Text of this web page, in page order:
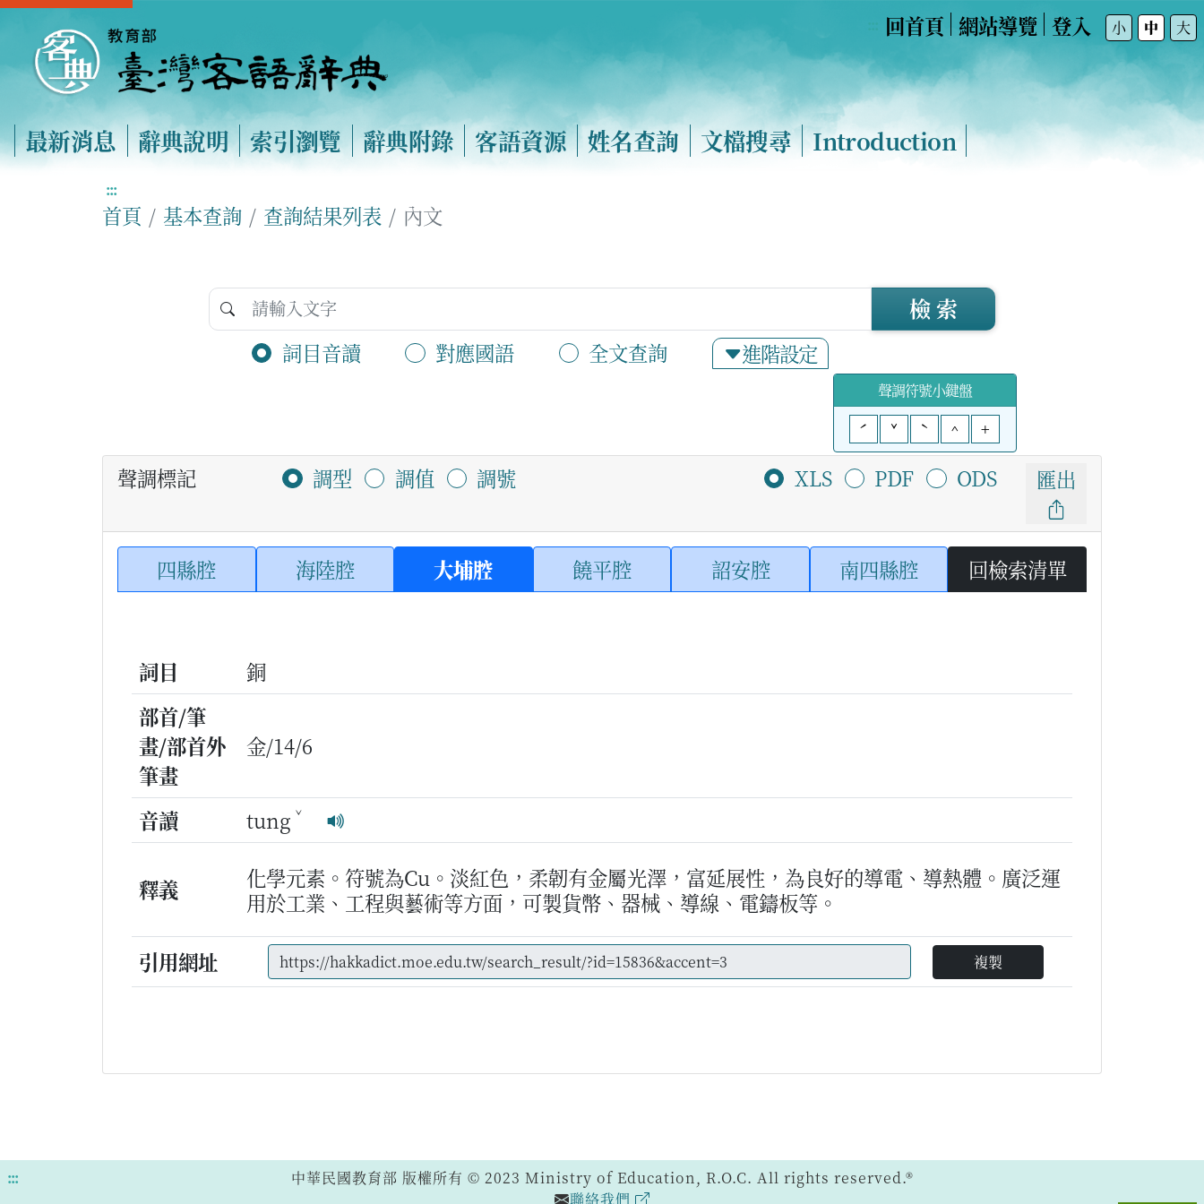
回首頁 網站導覽 登入 小 中 大
最新消息 辭典說明 索引瀏覽 辭典附錄 客語資源 姓名查詢 文檔搜尋 Introduction
:::
首頁 基本查詢 查詢結果列表 內文
詞目音讀 對應國語 全文查詢 進階設定
檢 索
聲調符號小鍵盤
ˊ
ˇ ˋ ^ +
聲調標記 調型 調值 調號 XLS PDF ODS 匯出
四縣腔 海陸腔 大埔腔 饒平腔 詔安腔 南四縣腔 回檢索清單
詞目
銅
部首/筆
畫/部首外
筆畫
金/14/6
音讀 tung ˇ
釋義
化學元素。符號為Cu。淡紅色，柔韌有金屬光澤，富延展性，為良好的導電、導熱體。廣泛運
用於工業、工程與藝術等方面，可製貨幣、器械、導線、電鑄板等。
引用網址 複製
:::
中華民國教育部 版權所有 © 2023 Ministry of Education, R.O.C. All rights reserved.®
聯絡我們